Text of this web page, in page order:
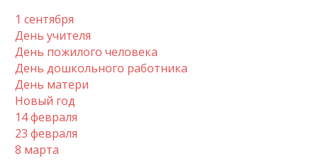
1 сентября
День учителя
День пожилого человека
День дошкольного работника
День матери
Новый год
14 февраля
23 февраля
8 марта